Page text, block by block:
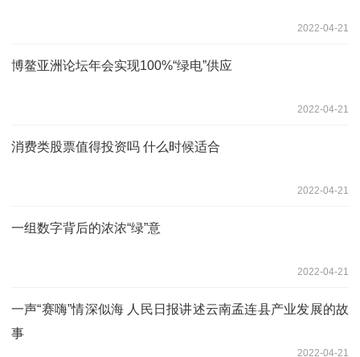
2022-04-21
博鳌亚洲论坛年会实现100%“绿电”供应
2022-04-21
消费类股票值得投资吗 什么时候适合
2022-04-21
一组数字背后的浓浓“绿”意
2022-04-21
一声“赛嗨”情深似海 人民日报讲述云南孟连县产业发展的故
事
2022-04-21